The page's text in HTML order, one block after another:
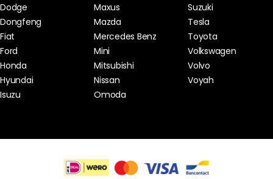
Dodge
Dongfeng
Fiat
Ford
Honda
Hyundai
Isuzu
Maxus
Mazda
Mercedes Benz
Mini
Mitsubishi
Nissan
Omoda
Suzuki
Tesla
Toyota
Volkswagen
Volvo
Voyah